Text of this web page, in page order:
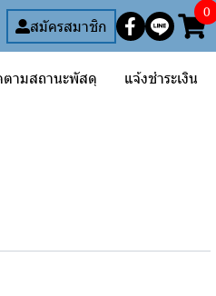
สมัครสมาชิก
0
ตามสถานะพัสดุ แจ้งชำระเงิน